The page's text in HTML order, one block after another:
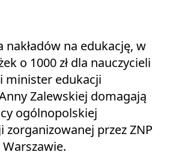
nakładów na edukację, w
o 1000 zł dla nauczycieli
minister edukacji
Zalewskiej domagają
ogólnopolskiej
zorganizowanej przez ZNP